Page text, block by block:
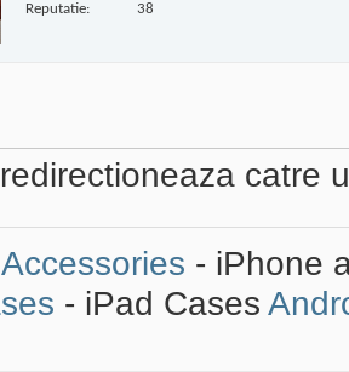
Reputatie: 38
catre
- iPhone
- iPad Cases